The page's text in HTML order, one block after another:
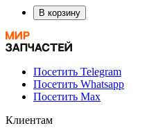
В корзину
Посетить Telegram
Посетить Whatsapp
Посетить Max
Клиентам